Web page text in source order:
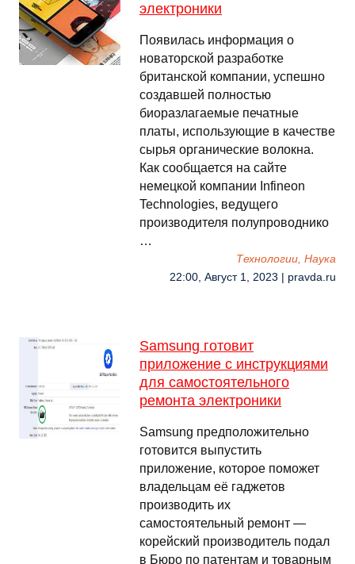
электроники
Появилась информация о
новаторской разработке
британской компании, успешно
создавшей полностью
биоразлагаемые печатные
платы, использующие в качестве
сырья органические волокна.
Как сообщается на сайте
немецкой компании Infineon
Technologies, ведущего
производителя полупроводнико
…
Технологии, Наука
22:00, Август 1, 2023 | pravda.ru
Samsung готовит
приложение с инструкциями
для самостоятельного
ремонта электроники
Samsung предположительно
готовится выпустить
приложение, которое поможет
владельцам её гаджетов
производить их
самостоятельный ремонт —
корейский производитель подал
в Бюро по патентам и товарным